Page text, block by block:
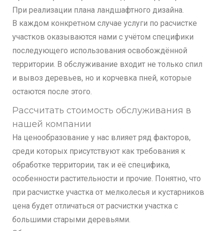
При реализации плана ландшафтного дизайна.
В каждом конкретном случае услуги по расчистке
участков оказываются нами с учётом специфики
последующего использования освобождённой
территории. В обслуживание входит не только спил
и вывоз деревьев, но и корчевка пней, которые
остаются после этого.
Рассчитать стоимость обслуживания в
нашей компании
На ценообразование у нас влияет ряд факторов,
среди которых присутствуют как требования к
обработке территории, так и её специфика,
особенности растительности и прочие. Понятно, что
при расчистке участка от мелколесья и кустарников
цена будет отличаться от расчистки участка с
большими старыми деревьями.